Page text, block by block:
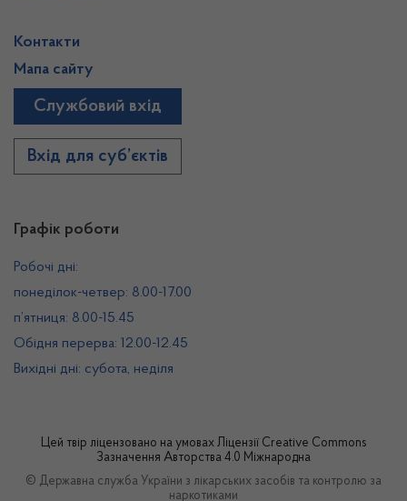
Графік роботи
Робочі дні:
понеділок-четвер: 8.00-17.00
п’ятниця: 8.00-15.45
Обідня перерва: 12.00-12.45
Вихідні дні: субота, неділя
Контакти
Мапа сайту
Службовий вхід
Вхід для суб’єктів
Цей твір ліцензовано на умовах Ліцензії Creative Commons
Зазначення Авторства 4.0 Міжнародна
© Державна служба України з лікарських засобів та контролю за
наркотиками